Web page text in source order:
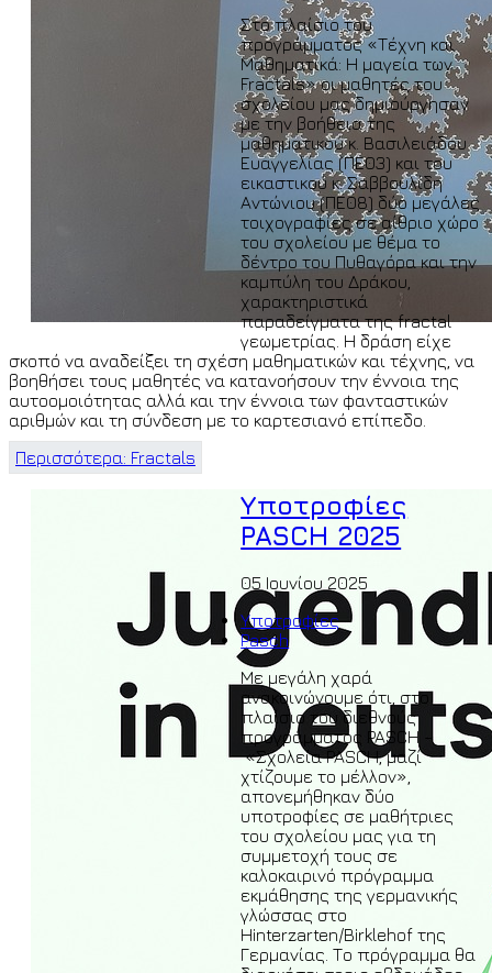
Στο πλαίσιο του
προγράμματος «Τέχνη και
Μαθηματικά: Η μαγεία των
Fractals» οι μαθητές του
σχολείου μας δημιούργησαν
με την βοήθεια της
μαθηματικού κ. Βασιλειάδου
Ευαγγελίας (ΠΕ03) και του
εικαστικού κ. Σαββουλίδη
Αντώνιου (ΠΕ08) δύο μεγάλες
τοιχογραφίες σε αίθριο χώρο
του σχολείου με θέμα το
δέντρο του Πυθαγόρα και την
καμπύλη του Δράκου,
χαρακτηριστικά
παραδείγματα της fractal
γεωμετρίας. Η δράση είχε
σκοπό να αναδείξει τη σχέση μαθηματικών και τέχνης, να
βοηθήσει τους μαθητές να κατανοήσουν την έννοια της
αυτοομοιότητας αλλά και την έννοια των φανταστικών
αριθμών και τη σύνδεση με το καρτεσιανό επίπεδο.
Περισσότερα: Fractals
Υποτροφίες
PASCH 2025
05 Ιουνίου 2025
Υποτροφίες
Pasch
Με μεγάλη χαρά
ανακοινώνουμε ότι, στο
πλαίσιο του διεθνούς
προγράμματος PASCH –
«Σχολεία PASCH, μαζί
χτίζουμε το μέλλον»,
απονεμήθηκαν δύο
υποτροφίες σε μαθήτριες
του σχολείου μας για τη
συμμετοχή τους σε
καλοκαιρινό πρόγραμμα
εκμάθησης της γερμανικής
γλώσσας στο
Hinterzarten/Birklehof της
Γερμανίας. Το πρόγραμμα θα